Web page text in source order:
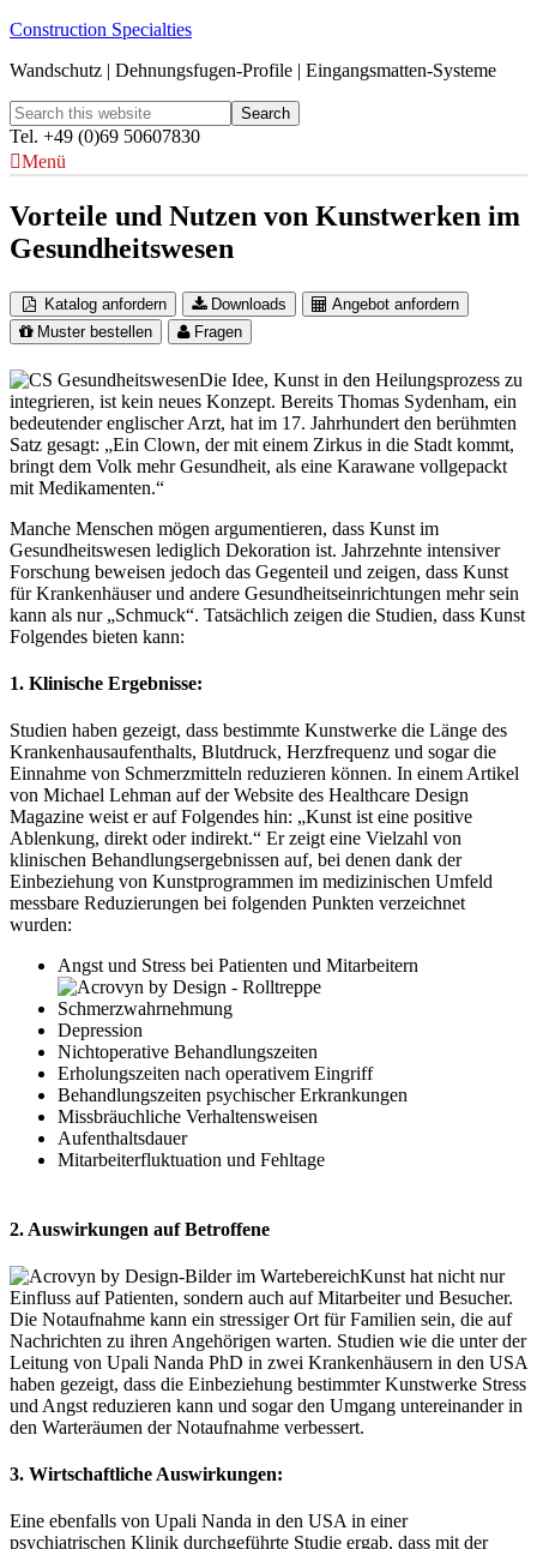
Construction Specialties
Wandschutz | Dehnungsfugen-Profile | Eingangsmatten-Systeme
Tel. +49 (0)69 50607830
Menü
Vorteile und Nutzen von Kunstwerken im
Gesundheitswesen
Katalog anfordern Downloads
Angebot anfordern
Muster bestellen
Fragen
Die Idee, Kunst in den Heilungsprozess zu
integrieren, ist kein neues Konzept. Bereits Thomas Sydenham, ein
bedeutender englischer Arzt, hat im 17. Jahrhundert den berühmten
Satz gesagt: „Ein Clown, der mit einem Zirkus in die Stadt kommt,
bringt dem Volk mehr Gesundheit, als eine Karawane vollgepackt
mit Medikamenten.“
Manche Menschen mögen argumentieren, dass Kunst im
Gesundheitswesen lediglich Dekoration ist. Jahrzehnte intensiver
Forschung beweisen jedoch das Gegenteil und zeigen, dass Kunst
für Krankenhäuser und andere Gesundheitseinrichtungen mehr sein
kann als nur „Schmuck“. Tatsächlich zeigen die Studien, dass Kunst
Folgendes bieten kann:
1. Klinische Ergebnisse:
Studien haben gezeigt, dass bestimmte Kunstwerke die Länge des
Krankenhausaufenthalts, Blutdruck, Herzfrequenz und sogar die
Einnahme von Schmerzmitteln reduzieren können. In einem Artikel
von Michael Lehman auf der Website des Healthcare Design
Magazine weist er auf Folgendes hin: „Kunst ist eine positive
Ablenkung, direkt oder indirekt.“ Er zeigt eine Vielzahl von
klinischen Behandlungsergebnissen auf, bei denen dank der
Einbeziehung von Kunstprogrammen im medizinischen Umfeld
messbare Reduzierungen bei folgenden Punkten verzeichnet
wurden:
Angst und Stress bei Patienten und Mitarbeitern
Schmerzwahrnehmung
Depression
Nichtoperative Behandlungszeiten
Erholungszeiten nach operativem Eingriff
Behandlungszeiten psychischer Erkrankungen
Missbräuchliche Verhaltensweisen
Aufenthaltsdauer
Mitarbeiterfluktuation und Fehltage
2. Auswirkungen auf Betroffene
Kunst hat nicht nur
Einfluss auf Patienten, sondern auch auf Mitarbeiter und Besucher.
Die Notaufnahme kann ein stressiger Ort für Familien sein, die auf
Nachrichten zu ihren Angehörigen warten. Studien wie die unter der
Leitung von Upali Nanda PhD in zwei Krankenhäusern in den USA
haben gezeigt, dass die Einbeziehung bestimmter Kunstwerke Stress
und Angst reduzieren kann und sogar den Umgang untereinander in
den Warteräumen der Notaufnahme verbessert.
3. Wirtschaftliche Auswirkungen:
Eine ebenfalls von Upali Nanda in den USA in einer
psychiatrischen Klinik durchgeführte Studie ergab, dass mit der